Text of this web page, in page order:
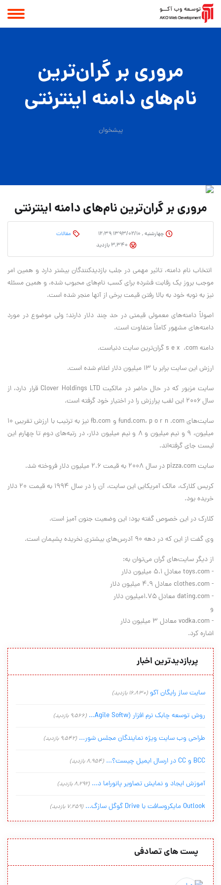
مروری بر گران‌ترین
نام‌های دامنه اینترنتی
پیشخوان
مروری بر گران‌ترین نام‌های دامنه اینترنتی
چهارشنبه , ۱۳۹۳/۰۲/۱۰ ۱۲:۳۹
مقالات
انتخاب نام دامنه، تاثیر مهمی در جلب بازدیدکنندگان بیشتر دارد و همین امر
موجب بروز یک رقابت فشرده برای کسب نام‌های محبوب شده، و همین مسئله
نیز به نوبه خود به بالا رفتن قیمت برخی از آنها منجر شده است.
اصولاً دامنه‌های معمولی قیمتی در حد چند دلار دارند؛ ولی موضوع در مورد
دامنه‌های مشهور کاملاً متفاوت است.
دامنه s e x .com گران‌ترین سایت دنیاست.
ارزش این سایت برابر با ۱۳ میلیون دلار اعلام شده است.
سایت مزبور که در حال حاضر در مالکیت Clover Holdings LTD قرار دارد، از
سال ۲۰۰۶ این لقب پرارزش را در اختیار خود گرفته است.
سایت‌های fund.com، p o r n .com و fb.com نیز به ترتیب با ارزش تقریبی ۱۰
میلیون، ۹ و نیم میلیون و ۸ و نیم میلیون دلار، در رتبه‌های دوم تا چهارم این
لیست جای گرفته‌اند.
سایت pizza.com در سال ۲۰۰۸ به قیمت ۲.۶ میلیون دلار فروخته شد.
کریس کلارک، مالک آمریکایی این سایت، آن را در سال ۱۹۹۴ به قیمت ۲۰ دلار
خریده بود.
کلارک در این خصوص گفته بود: این وضعیت جنون آمیز است.
وی گفت از این که در دهه ۹۰ آدرس‌های بیشتری نخریده پشیمان است.
از دیگر سایت‌های گران می‌توان به:
- toys.com معادل ۵.۱ میلیون دلار
- clothes.com معادل ۴.۹ میلیون دلار
- dating.com معادل ۱.۷۵میلیون دلار
و
- vodka.com معادل ۳ میلیون دلار
اشاره کرد.
پربازدیدترین اخبار
سایت ساز رایگان آکو (16,830 بازدید)
روش توسعه چابک نرم افزار (Agile Softw... (9,566 بازدید)
طراحی وب سایت ویژه نمایندگان مجلس شور... (9,542 بازدید)
BCC و CC در ارسال ایمیل چیست؟... (8,954 بازدید)
آموزش ایجاد و نمایش تصاویر پانوراما د... (8,292 بازدید)
Outlook مایکروسافت با Drive گوگل سازگ... (7,259 بازدید)
پست های تصادفی